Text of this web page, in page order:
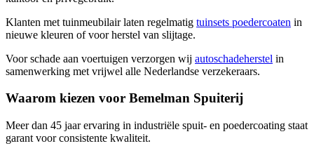
Klanten met tuinmeubilair laten regelmatig tuinsets poedercoaten in
nieuwe kleuren of voor herstel van slijtage.
Voor schade aan voertuigen verzorgen wij autoschadeherstel in
samenwerking met vrijwel alle Nederlandse verzekeraars.
Waarom kiezen voor Bemelman Spuiterij
Meer dan 45 jaar ervaring in industriële spuit- en poedercoating staat
garant voor consistente kwaliteit.